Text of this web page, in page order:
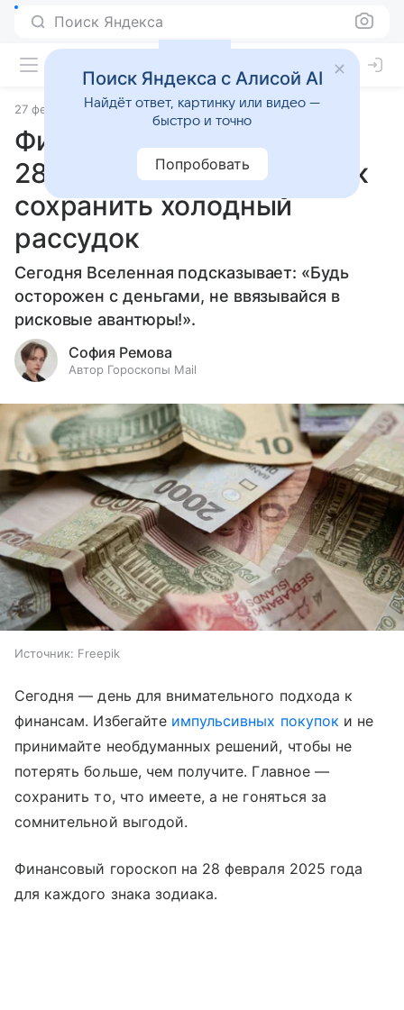
Поиск Яндекса
27 февраля 2025 Статьи
Финансовый гороскоп на
28 февраля 2025 года: как
сохранить холодный
рассудок
Сегодня Вселенная подсказывает: «Будь
осторожен с деньгами, не ввязывайся в
рисковые авантюры!».
София Ремова
Автор Гороскопы Mail
Источник: Freepik
Сегодня — день для внимательного подхода к
финансам. Избегайте импульсивных покупок и не
принимайте необдуманных решений, чтобы не
потерять больше, чем получите. Главное —
сохранить то, что имеете, а не гоняться за
сомнительной выгодой.
Финансовый гороскоп на 28 февраля 2025 года
для каждого знака зодиака.
Поиск Яндекса с Алисой AI
Найдёт ответ, картинку или видео —
быстро и точно
Попробовать